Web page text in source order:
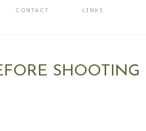
CONTACT
LINKS
SHOOTING